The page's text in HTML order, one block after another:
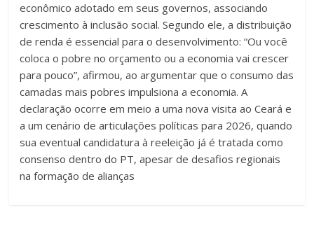
econômico adotado em seus governos, associando
crescimento à inclusão social. Segundo ele, a distribuição
de renda é essencial para o desenvolvimento: “Ou você
coloca o pobre no orçamento ou a economia vai crescer
para pouco”, afirmou, ao argumentar que o consumo das
camadas mais pobres impulsiona a economia. A
declaração ocorre em meio a uma nova visita ao Ceará e
a um cenário de articulações políticas para 2026, quando
sua eventual candidatura à reeleição já é tratada como
consenso dentro do PT, apesar de desafios regionais
na formação de alianças